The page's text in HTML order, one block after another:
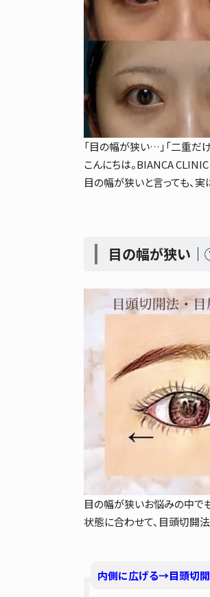
「目の幅が狭い…」「二重だけ
こんにちは。BIANCA CLINIC
目の幅が狭いと言っても、実
目の幅が狭い
目の幅が狭いお悩みの中で
状態に合わせて、目頭切開
内側に広げる→目頭切開